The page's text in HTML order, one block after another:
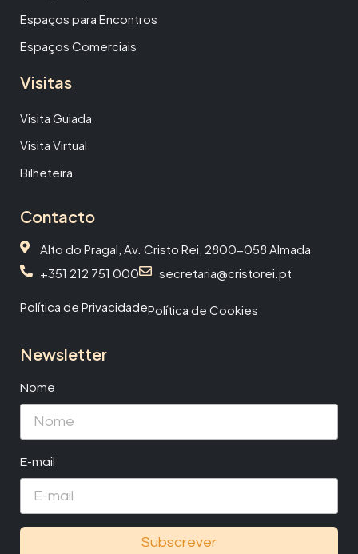
Espaços para Encontros
Espaços Comerciais
Visitas
Visita Guiada
Visita Virtual
Bilheteira
Contacto
Alto do Pragal, Av. Cristo Rei, 2800-058 Almada
+351 212 751 000
secretaria@cristorei.pt
Política de PrivacidadePolítica de Cookies
Newsletter
Nome
E-mail
Subscrever